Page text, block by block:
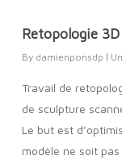
Retopologie 3D
By damienponsdp
Travail de
de sculpture
Le but est
modèle ne soit